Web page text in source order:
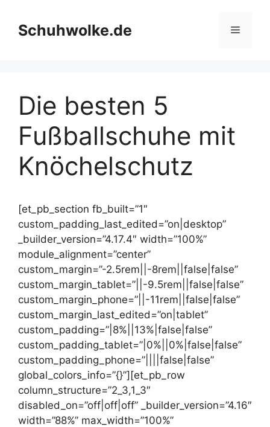
contentSchuhwolke.de Menu
Die besten 5
Fußballschuhe mit
Knöchelschutz
[et_pb_section fb_built=”1″
custom_padding_last_edited=”on|desktop”
_builder_version=”4.17.4″ width=”100%”
module_alignment=”center”
custom_margin=”-2.5rem||-8rem||false|false”
custom_margin_tablet=”||-9.5rem||false|false”
custom_margin_phone=”||-11rem||false|false”
custom_margin_last_edited=”on|tablet”
custom_padding=”|8%||13%|false|false”
custom_padding_tablet=”|0%||0%|false|false”
custom_padding_phone=”||||false|false”
global_colors_info=”{}”][et_pb_row
column_structure=”2_3,1_3″
disabled_on=”off|off|off” _builder_version=”4.16″
width=”88%” max_width=”100%”